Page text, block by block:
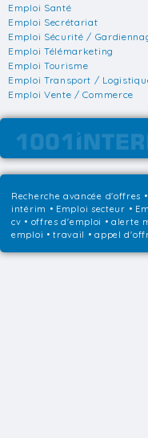
Emploi Santé
Emploi Secrétariat
Emploi Sécurité /
Emploi Télémarketing
Emploi Tourisme
Emploi Transport /
Emploi Vente / Commerce
Recherche avancée d'offres
intérim • Emploi secteur •
cv • offres d'emploi • alerte
emploi • travail • appel